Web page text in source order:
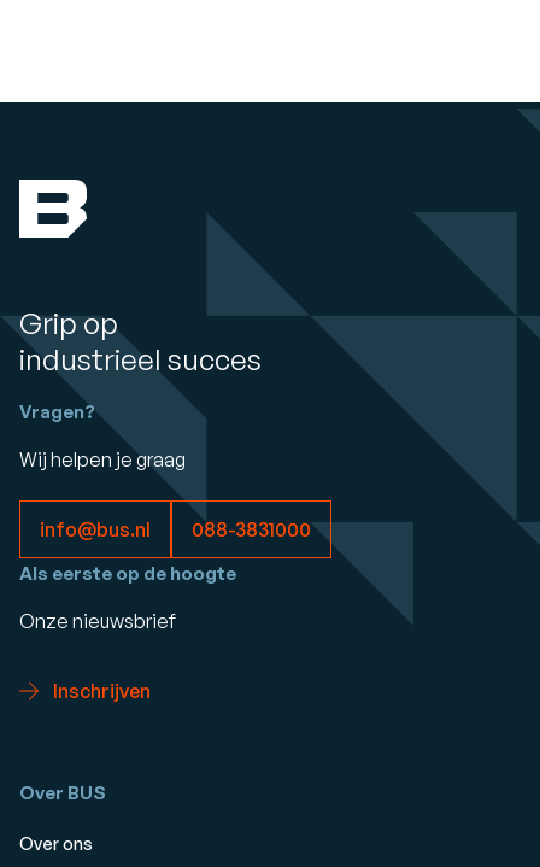
Grip op
industrieel succes
Vragen?
Wij helpen je graag
info@bus.nl 088-3831000
Als eerste op de hoogte
Onze nieuwsbrief
Inschrijven
Over BUS
Over ons